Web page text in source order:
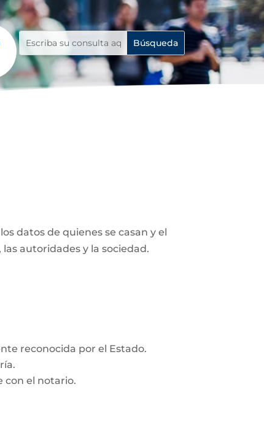
datos de quienes se casan y el
autoridades y la sociedad.
reconocida por el Estado.
con el notario.